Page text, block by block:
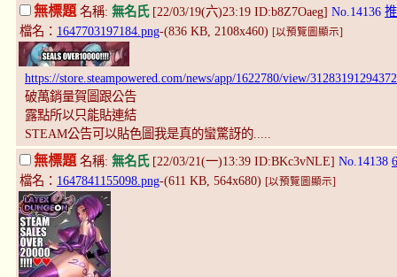
無標題 名稱: 無名氏[22/03/19(六)23:19 ID:b8Z7Oaeg] No.14136 推
檔名： 1647703197184.png-(836 KB, 2108x460) [以預覽圖顯示]
https://store.steampowered.com/news/app/1622780/view/
破萬銷量賀圖跟公告
露點所以只能貼連結
STEAM公告可以貼色圖我是真的蠻驚訝的.....
無標題 名稱: 無名氏[22/03/21(一)13:39 ID:BKc3vNLE] No.14138
檔名： 1647841155098.png-(611 KB, 564x680) [以預覽圖顯示]